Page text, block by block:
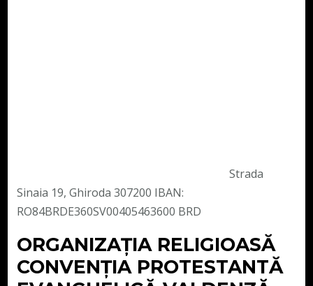
Strada
Sinaia 19, Ghiroda 307200 IBAN:
RO84BRDE360SV00405463600 BRD
ORGANIZAȚIA RELIGIOASĂ
CONVENŢIA PROTESTANTĂ